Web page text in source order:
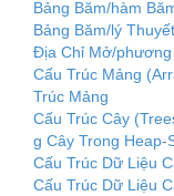
Bảng Băm/hàm
Bảng Băm/lý
Địa Chỉ Mở/
Cấu Trúc Mảng
Trúc Mảng
Cấu Trúc Cây
g Cây Trong Heap-
Cấu Trúc Dữ Liệu
Cấu Trúc Dữ Liệu